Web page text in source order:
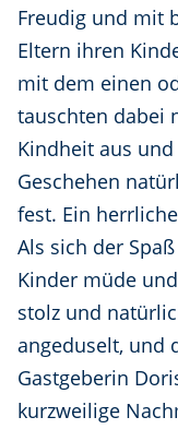
Freudig und mit
Eltern ihren
mit dem einen
tauschten dabei
Kindheit aus
Geschehen
fest. Ein
Als sich der
Kinder müde
stolz und
angeduselt, und
Gastgeberin
kurzweilige